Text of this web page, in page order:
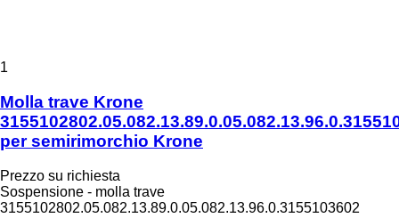
1
Molla trave Krone
per semirimorchio Krone
Prezzo su richiesta
Sospensione - molla trave
3155102802.05.082.13.89.0.05.082.13.96.0.3155103602